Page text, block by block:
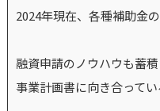
2024年現在、各種補助金
融資申請のノウハウも蓄
事業計画書に向き合ってい